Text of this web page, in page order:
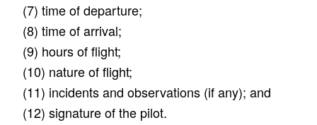
(7) time of departure;
(8) time of arrival;
(9) hours of flight;
(10) nature of flight;
(11) incidents and observations (if any); and
(12) signature of the pilot.